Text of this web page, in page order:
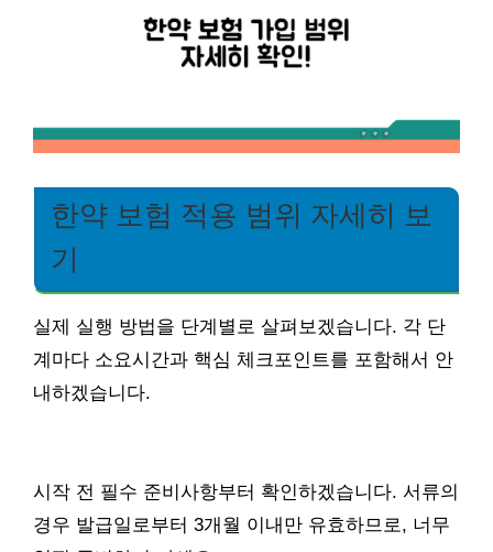
한약 보험 적용 범위 자세히 보
기
실제 실행 방법을 단계별로 살펴보겠습니다. 각 단
계마다 소요시간과 핵심 체크포인트를 포함해서 안
내하겠습니다.
시작 전 필수 준비사항부터 확인하겠습니다. 서류의
경우 발급일로부터 3개월 이내만 유효하므로, 너무